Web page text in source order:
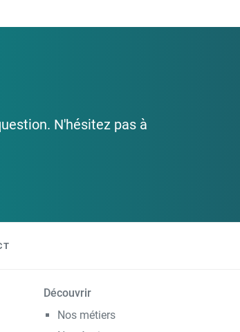
N'hésitez pas à
Découvrir
Nos métiers